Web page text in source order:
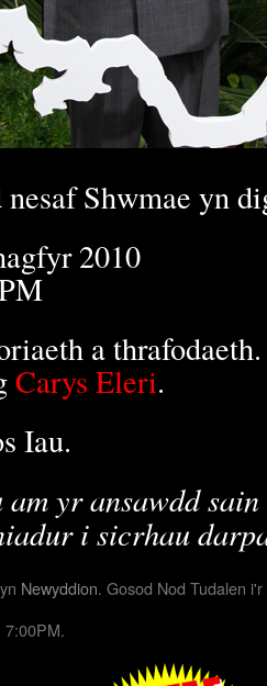
nesaf Shwmae yn
2010
a
Carys Eleri.
Iau.
yr ansawdd
i sicrhau
Newyddion. Gosod Nod Tudalen i'r
7:00PM.